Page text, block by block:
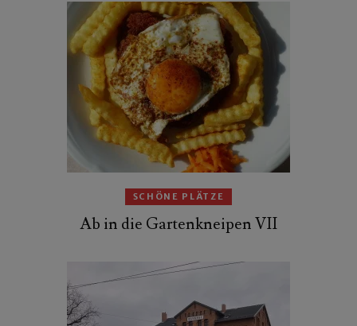
SCHÖNE PLÄTZE
Ab in die Gartenkneipen VII